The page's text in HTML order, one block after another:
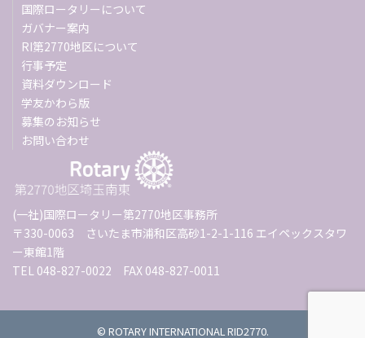
国際ロータリーについて
ガバナー案内
RI第2770地区について
行事予定
資料ダウンロード
学友かわら版
募集のお知らせ
お問い合わせ
(一社)国際ロータリー第2770地区事務所
〒330-0063 さいたま市浦和区高砂1-2-1-116 エイペックスタワ
ー東館1階
TEL 048-827-0022 FAX 048-827-0011
© ROTARY INTERNATIONAL RID2770.